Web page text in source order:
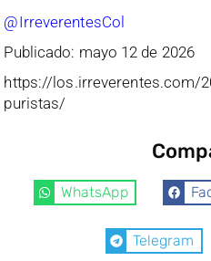
@IrreverentesCol
Publicado: mayo 12 de 2026
https://los.irreverentes.com/
puristas/
WhatsApp
Telegram